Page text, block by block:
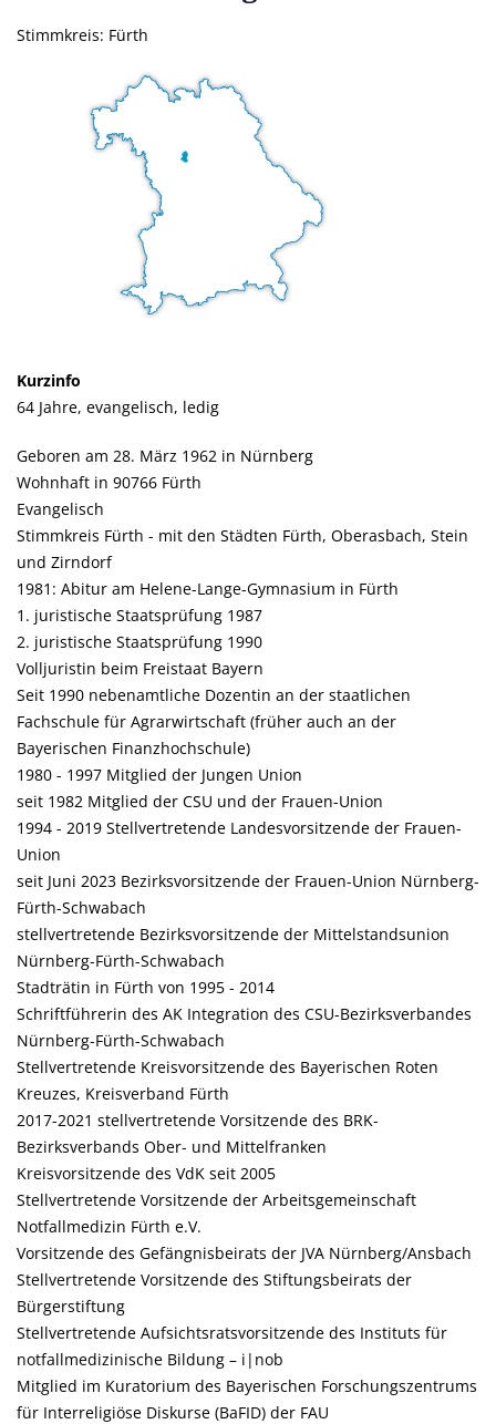
Stimmkreis: Fürth
Kurzinfo
64 Jahre, evangelisch, ledig
Geboren am 28. März 1962 in Nürnberg
Wohnhaft in 90766 Fürth
Evangelisch
Stimmkreis Fürth - mit den Städten Fürth, Oberasbach, Stein
und Zirndorf
1981: Abitur am Helene-Lange-Gymnasium in Fürth
1. juristische Staatsprüfung 1987
2. juristische Staatsprüfung 1990
Volljuristin beim Freistaat Bayern
Seit 1990 nebenamtliche Dozentin an der staatlichen
Fachschule für Agrarwirtschaft (früher auch an der
Bayerischen Finanzhochschule)
1980 - 1997 Mitglied der Jungen Union
seit 1982 Mitglied der CSU und der Frauen-Union
1994 - 2019 Stellvertretende Landesvorsitzende der Frauen-
Union
seit Juni 2023 Bezirksvorsitzende der Frauen-Union Nürnberg-
Fürth-Schwabach
stellvertretende Bezirksvorsitzende der Mittelstandsunion
Nürnberg-Fürth-Schwabach
Stadträtin in Fürth von 1995 - 2014
Schriftführerin des AK Integration des CSU-Bezirksverbandes
Nürnberg-Fürth-Schwabach
Stellvertretende Kreisvorsitzende des Bayerischen Roten
Kreuzes, Kreisverband Fürth
2017-2021 stellvertretende Vorsitzende des BRK-
Bezirksverbands Ober- und Mittelfranken
Kreisvorsitzende des VdK seit 2005
Stellvertretende Vorsitzende der Arbeitsgemeinschaft
Notfallmedizin Fürth e.V.
Vorsitzende des Gefängnisbeirats der JVA Nürnberg/Ansbach
Stellvertretende Vorsitzende des Stiftungsbeirats der
Bürgerstiftung
Stellvertretende Aufsichtsratsvorsitzende des Instituts für
notfallmedizinische Bildung – i|nob
Mitglied im Kuratorium des Bayerischen Forschungszentrums
für Interreligiöse Diskurse (BaFID) der FAU